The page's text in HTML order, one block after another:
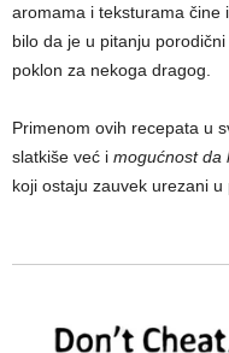
aromama i teksturama
bilo da je u pitanju
poklon za nekoga dragog.
Primenom ovih recepata u
slatkiše već i mogućnost da
koji ostaju zauvek urezani u